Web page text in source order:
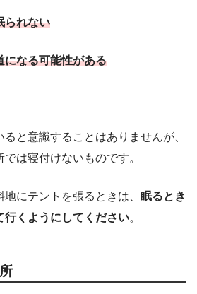
られない
になる可能性がある
と意識することはありませんが、
は寝付けないものです。
にテントを張るときは、 眠るとき
行くようにしてください。